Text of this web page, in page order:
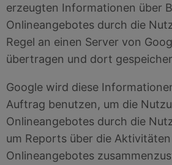
erzeugten Informationen über
Onlineangebotes durch die
Regel an einen Server von
übertragen und dort
Google wird diese
Auftrag benutzen, um die
Onlineangebotes durch die
um Reports über die
Onlineangebotes